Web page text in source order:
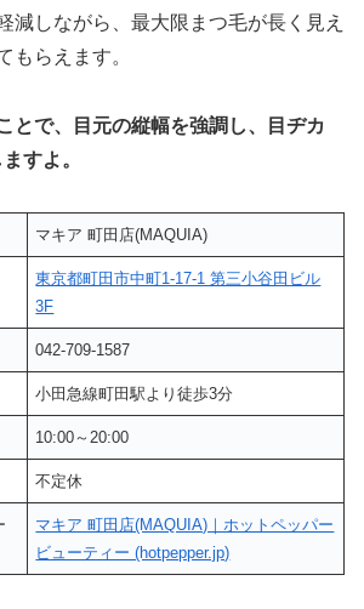
減しながら、最大限まつ毛が長く見え
もらえます。
とで、目元の縦幅を強調し、目ヂカ
すよ。
マキア 町田店(MAQUIA)
東京都町田市中町1-17-1 第三小谷田ビル
3F
042-709-1587
小田急線町田駅より徒歩3分
10:00～20:00
不定休
マキア 町田店(MAQUIA)｜ホットペッパー
ビューティー (hotpepper.jp)